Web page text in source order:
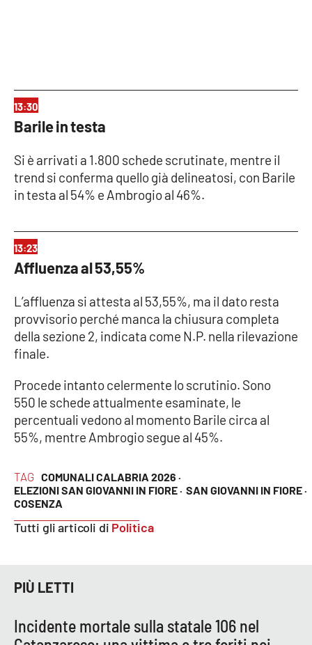
TAG COMUNALI CALABRIA 2026 ·
ELEZIONI SAN GIOVANNI IN FIORE · SAN GIOVANNI IN FIORE ·
COSENZA
Tutti gli articoli di Politica
13:30
Barile in testa
Si è arrivati a 1.800 schede scrutinate, mentre il
trend si conferma quello già delineatosi, con Barile
in testa al 54% e Ambrogio al 46%.
13:23
Affluenza al 53,55%
L’affluenza si attesta al 53,55%, ma il dato resta
provvisorio perché manca la chiusura completa
della sezione 2, indicata come N.P. nella rilevazione
finale.
Procede intanto celermente lo scrutinio. Sono
550 le schede attualmente esaminate, le
percentuali vedono al momento Barile circa al
55%, mentre Ambrogio segue al 45%.
PIÙ LETTI
Incidente mortale sulla statale 106 nel